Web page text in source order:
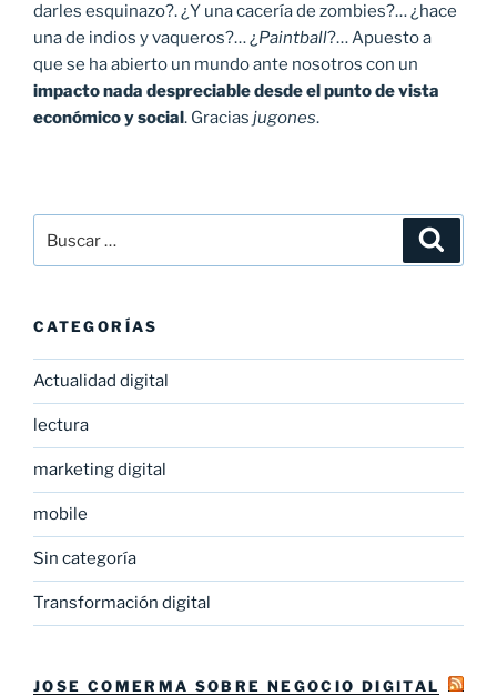
darles esquinazo?. ¿Y una cacería de zombies?… ¿hace
una de indios y vaqueros?… ¿ Paintball?… Apuesto a
que se ha abierto un mundo ante nosotros con un
impacto nada despreciable desde el punto de vista
económico y social. Gracias jugones.
por:
CATEGORÍAS
Actualidad digital
lectura
marketing digital
mobile
Sin categoría
Transformación digital
JOSE COMERMA SOBRE NEGOCIO DIGITAL